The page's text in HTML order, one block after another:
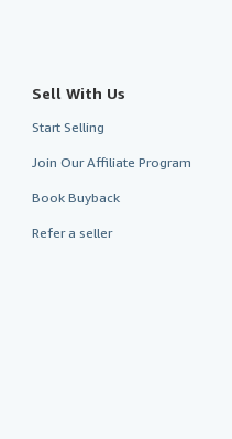
Sell With Us
Start Selling
Join Our Affiliate Program
Book Buyback
Refer a seller